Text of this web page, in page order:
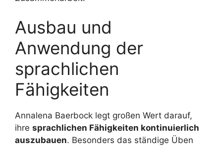
Ausbau und
Anwendung der
sprachlichen
Fähigkeiten
Annalena Baerbock legt großen Wert darauf,
ihre sprachlichen Fähigkeiten kontinuierlich
auszubauen. Besonders das ständige Üben